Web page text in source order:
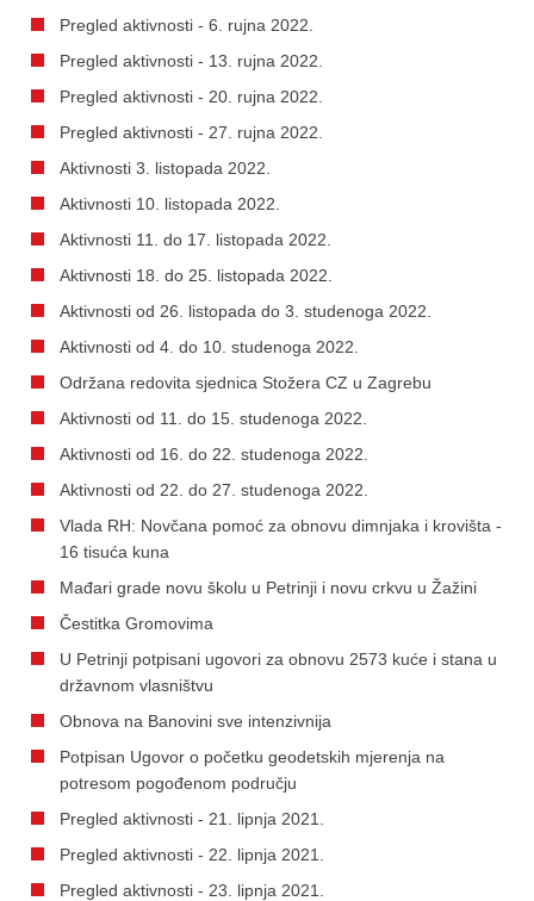
Pregled aktivnosti - 6. rujna 2022.
Pregled aktivnosti - 13. rujna 2022.
Pregled aktivnosti - 20. rujna 2022.
Pregled aktivnosti - 27. rujna 2022.
Aktivnosti 3. listopada 2022.
Aktivnosti 10. listopada 2022.
Aktivnosti 11. do 17. listopada 2022.
Aktivnosti 18. do 25. listopada 2022.
Aktivnosti od 26. listopada do 3. studenoga 2022.
Aktivnosti od 4. do 10. studenoga 2022.
Održana redovita sjednica Stožera CZ u Zagrebu
Aktivnosti od 11. do 15. studenoga 2022.
Aktivnosti od 16. do 22. studenoga 2022.
Aktivnosti od 22. do 27. studenoga 2022.
Vlada RH: Novčana pomoć za obnovu dimnjaka i krovišta -
16 tisuća kuna
Mađari grade novu školu u Petrinji i novu crkvu u Žažini
Čestitka Gromovima
U Petrinji potpisani ugovori za obnovu 2573 kuće i stana u
državnom vlasništvu
Obnova na Banovini sve intenzivnija
Potpisan Ugovor o početku geodetskih mjerenja na
potresom pogođenom području
Pregled aktivnosti - 21. lipnja 2021.
Pregled aktivnosti - 22. lipnja 2021.
Pregled aktivnosti - 23. lipnja 2021.